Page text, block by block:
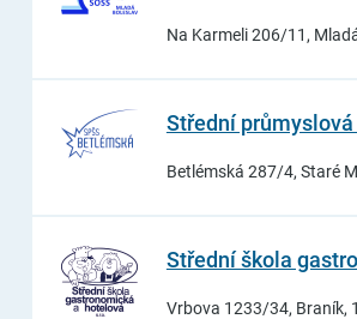
Na Karmeli 206/11,
Střední
Betlémská 287/4, Staré
Střední škola
Vrbova 1233/34, Braník,